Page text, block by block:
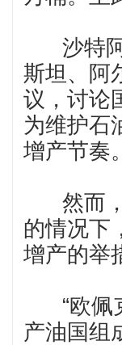
沙特阿
斯坦、阿
议，讨论
为维护石
增产节奏。
然而，
的情况下
增产的举
“欧佩
产油国组